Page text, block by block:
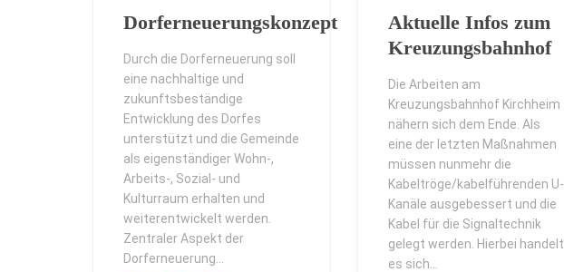
Dorferneuerungskonzept
Durch die Dorferneuerung soll
eine nachhaltige und
zukunftsbeständige
Entwicklung des Dorfes
unterstützt und die Gemeinde
als eigenständiger Wohn-,
Arbeits-, Sozial- und
Kulturraum erhalten und
weiterentwickelt werden.
Zentraler Aspekt der
Dorferneuerung...
Aktuelle Infos zum
Kreuzungsbahnhof
Die Arbeiten am
Kreuzungsbahnhof Kirchheim
nähern sich dem Ende. Als
eine der letzten Maßnahmen
müssen nunmehr die
Kabeltröge/kabelführenden U-
Kanäle ausgebessert und die
Kabel für die Signaltechnik
gelegt werden. Hierbei handelt
es sich...